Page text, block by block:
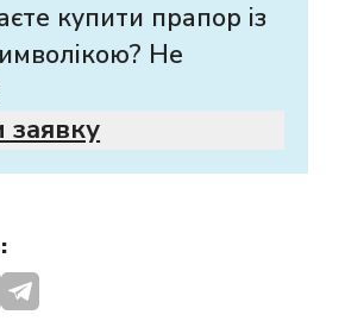
купити прапор із
Не